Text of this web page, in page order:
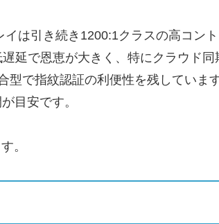
は引き続き1200:1クラスの高コン
延で恩恵が大きく、特にクラウド
で指紋認証の利便性を残していま
目安です。
。